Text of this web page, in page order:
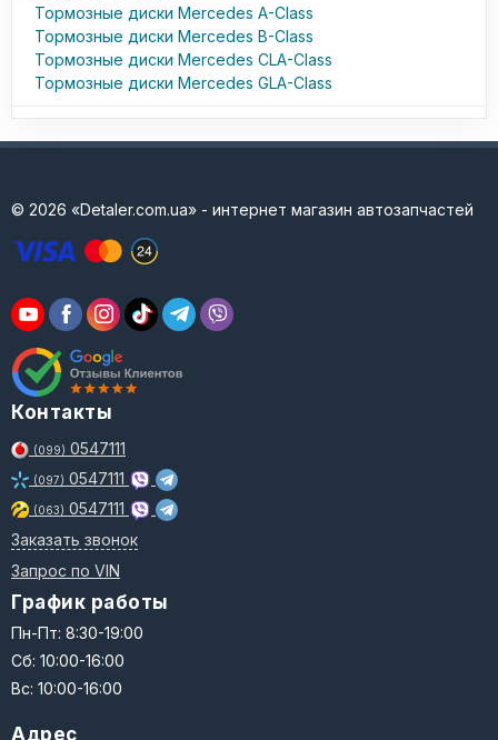
Тормозные диски Mercedes A-Class
Тормозные диски Mercedes B-Class
Тормозные диски Mercedes CLA-Class
Тормозные диски Mercedes GLA-Class
© 2026 «Detaler.com.ua» - интернет магазин автозапчастей
Контакты
(099) 0547111
(097) 0547111
(063) 0547111
Заказать звонок
Запрос по VIN
График работы
Пн-Пт: 8:30-19:00
Сб: 10:00-16:00
Вс: 10:00-16:00
Адрес